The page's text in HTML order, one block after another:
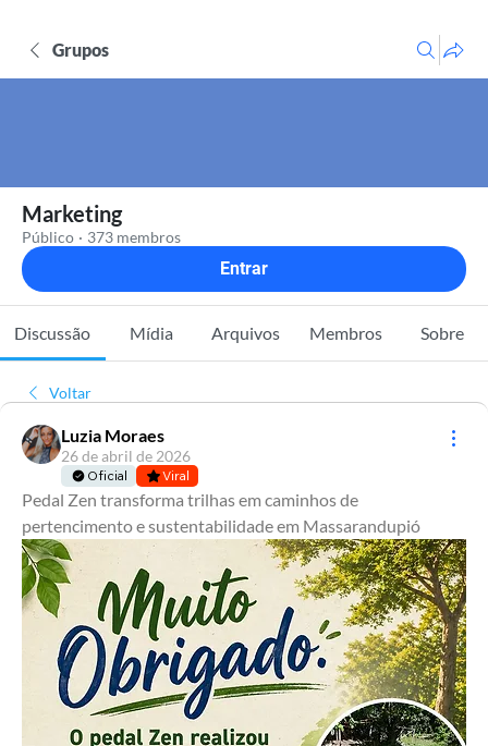
Grupos
Marketing
Público · 373 membros
Entrar
Discussão Mídia Arquivos Membros Sobre
Voltar
Luzia Moraes
26 de abril de 2026
Oficial Viral
Pedal Zen transforma trilhas em caminhos de
pertencimento e sustentabilidade em Massarandupió